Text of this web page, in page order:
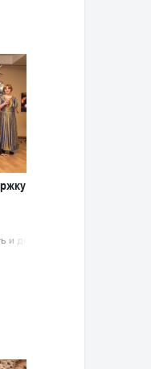
и доброволь­чест­во